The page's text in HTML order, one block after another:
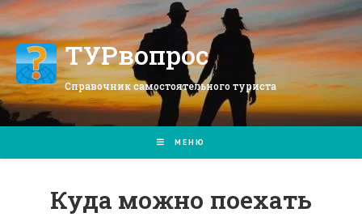
Перейти
к
содержимомуТУРвопрос
Справочник самостоятельного туриста
МЕНЮ
Куда можно поехать